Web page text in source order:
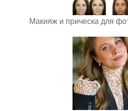
Макияж и прическа для